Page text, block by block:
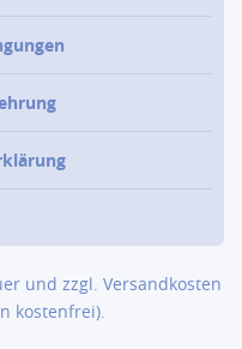
und zzgl. Versandkosten
kostenfrei).